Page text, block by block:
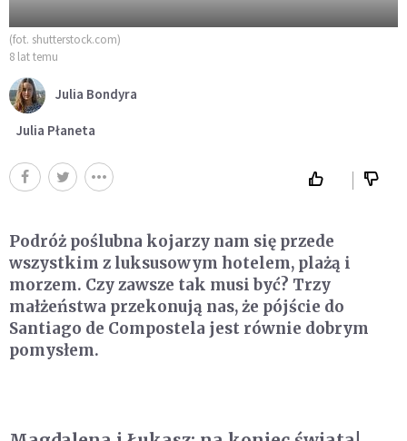
(fot. shutterstock.com)
8 lat temu
Julia Bondyra
Julia Płaneta
Podróż poślubna kojarzy nam się przede
wszystkim z luksusowym hotelem, plażą i
morzem. Czy zawsze tak musi być? Trzy
małżeństwa przekonują nas, że pójście do
Santiago de Compostela jest równie dobrym
pomysłem.